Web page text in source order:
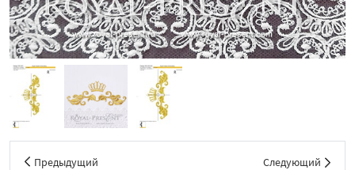
Предыдущий Следующий